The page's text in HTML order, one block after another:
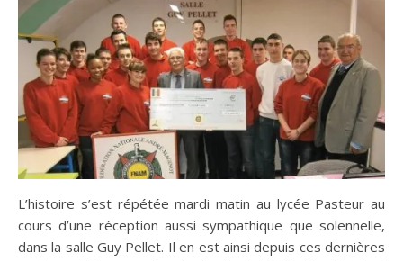
L’histoire s’est répétée mardi matin au lycée Pasteur au
cours d’une réception aussi sympathique que solennelle,
dans la salle Guy Pellet. Il en est ainsi depuis ces dernières